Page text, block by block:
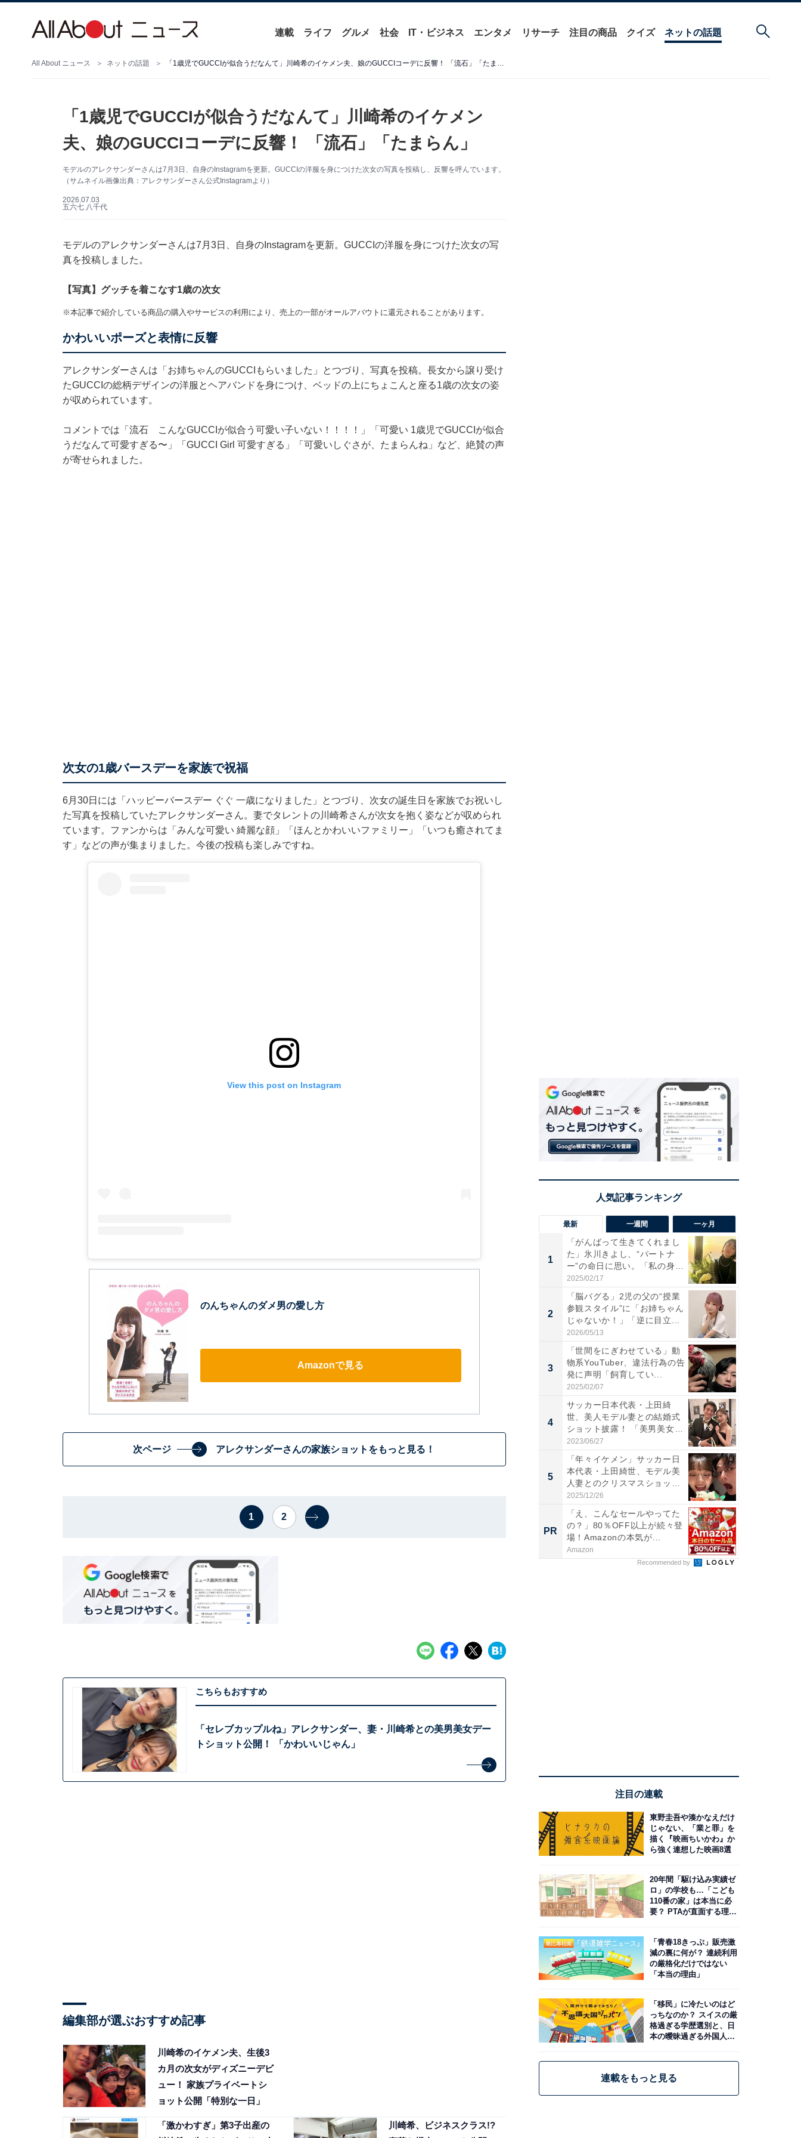
連載 ライフ グルメ 社会 IT・ビジネス エンタメ リサーチ 注目の商品 クイズ ネットの話題
All About ニュース ネットの話題 「1歳児でGUCCIが似合うだなんて」川崎希のイケメン夫、娘のGUCCIコーデに反響！ 「流石」「たまらん」
「1歳児でGUCCIが似合うだなんて」川崎希のイケメン
夫、娘のGUCCIコーデに反響！ 「流石」「たまらん」
モデルのアレクサンダーさんは7月3日、自身のInstagramを更新。GUCCIの洋服を身につけた次女の写真を投稿し、反響を呼んでいます。
（サムネイル画像出典：アレクサンダーさん公式Instagramより）
2026.07.03
五六七 八千代
モデルのアレクサンダーさんは7月3日、自身のInstagramを更新。GUCCIの洋服を身につけた次女の写
真を投稿しました。
【写真】グッチを着こなす1歳の次女
※本記事で紹介している商品の購入やサービスの利用により、売上の一部がオールアバウトに還元されることがあります。
かわいいポーズと表情に反響
アレクサンダーさんは「お姉ちゃんのGUCCIもらいました」とつづり、写真を投稿。長女から譲り受け
たGUCCIの総柄デザインの洋服とヘアバンドを身につけ、ベッドの上にちょこんと座る1歳の次女の姿
が収められています。
コメントでは「流石 こんなGUCCIが似合う可愛い子いない！！！！」「可愛い 1歳児でGUCCIが似合
うだなんて可愛すぎる〜」「GUCCI Girl 可愛すぎる」「可愛いしぐさが、たまらんね」など、絶賛の声
が寄せられました。
次女の1歳バースデーを家族で祝福
6月30日には「ハッピーバースデー ぐぐ 一歳になりました」とつづり、次女の誕生日を家族でお祝いし
た写真を投稿していたアレクサンダーさん。妻でタレントの川崎希さんが次女を抱く姿などが収められ
ています。ファンからは「みんな可愛い 綺麗な顔」「ほんとかわいいファミリー」「いつも癒されてま
す」などの声が集まりました。今後の投稿も楽しみですね。
View this post on Instagram
のんちゃんのダメ男の愛し方
Amazonで見る
次ページ アレクサンダーさんの家族ショットをもっと見る！
1 2
こちらもおすすめ
「セレブカップルね」アレクサンダー、妻・川崎希との美男美女デー
トショット公開！ 「かわいいじゃん」
編集部が選ぶおすすめ記事
川崎希のイケメン夫、生後3
カ月の次女がディズニーデビ
ュー！ 家族プライベートシ
ョット公開「特別な一日」
「激かわすぎ」第3子出産の
川崎希、ビジネスクラス!?
最新 一週間 一ヶ月
1
「がんばって生きてくれまし
た」氷川きよし、“パートナ
ー”の命日に思い。「私の身
体...
2025/02/17
2
「脳バグる」2児の父の“授業
参観スタイル”に「お姉ちゃん
じゃないか！」「逆に目立...
2026/05/13
3
「世間をにぎわせている」動
物系YouTuber、違法行為の告
発に声明「飼育してい...
2025/02/07
4
サッカー日本代表・上田綺
世、美人モデル妻との結婚式
ショット披露！ 「美男美女」
「...
2023/06/27
5
「年々イケメン」サッカー日
本代表・上田綺世、モデル美
人妻とのクリスマスショット
に...
2025/12/26
PR
「え、こんなセールやってた
の？」80％OFF以上が続々登
場！Amazonの本気が...
Amazon
Recommended by
注目の連載
東野圭吾や湊かなえだけ
じゃない、「業と罪」を
描く『映画ちいかわ』か
ら強く連想した映画8選
20年間「駆け込み実績ゼ
ロ」の学校も…「こども
110番の家」は本当に必
要？ PTAが直面する理想
「青春18きっぷ」販売激
減の裏に何が？ 連続利用
の厳格化だけではない
「本当の理由」
「移民」に冷たいのはど
っちなのか？ スイスの厳
格過ぎる学歴選別と、日
本の曖昧過ぎる外国人政
連載をもっと見る